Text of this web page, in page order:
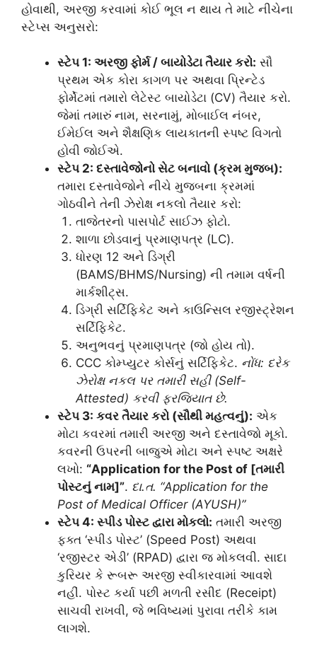
હોવાથી, અરજી કરવામાં કોઈ ભૂલ ન થાય તે માટે નીચેના
સ્ટેપ્સ અનુસરો:
સ્ટેપ 1: અરજી ફોર્મ / બાયોડેટા તૈયાર કરો: સૌ
પ્રથમ એક કોરા કાગળ પર અથવા પ્રિન્ટેડ
ફોર્મેટમાં તમારો લેટેસ્ટ બાયોડેટા (CV) તૈયાર કરો.
જેમાં તમારું નામ, સરનામું, મોબાઈલ નંબર,
ઈમેઈલ અને શૈક્ષણિક લાયકાતની સ્પષ્ટ વિગતો
હોવી જોઈએ.
સ્ટેપ 2: દસ્તાવેજોનો સેટ બનાવો (ક્રમ મુજબ):
તમારા દસ્તાવેજોને નીચે મુજબના ક્રમમાં
ગોઠવીને તેની ઝેરોક્ષ નકલો તૈયાર કરો:
તાજેતરનો પાસપોર્ટ સાઈઝ ફોટો.
શાળા છોડવાનું પ્રમાણપત્ર (LC).
ધોરણ 12 અને ડિગ્રી
(BAMS/BHMS/Nursing) ની તમામ વર્ષની
માર્કશીટ્સ.
ડિગ્રી સર્ટિફિકેટ અને કાઉન્સિલ રજીસ્ટ્રેશન
સર્ટિફિકેટ.
અનુભવનું પ્રમાણપત્ર (જો હોય તો).
CCC કોમ્પ્યુટર કોર્સનું સર્ટિફિકેટ. નોંધ: દરેક
ઝેરોક્ષ નકલ પર તમારી સહી (Self-
Attested) કરવી ફરજિયાત છે.
સ્ટેપ 3: કવર તૈયાર કરો (સૌથી મહત્વનું): એક
મોટા કવરમાં તમારી અરજી અને દસ્તાવેજો મૂકો.
કવરની ઉપરની બાજુએ મોટા અને સ્પષ્ટ અક્ષરે
લખો: “Application for the Post of [તમારી
પોસ્ટનું નામ]”. દા.ત. “Application for the
Post of Medical Officer (AYUSH)”
સ્ટેપ 4: સ્પીડ પોસ્ટ દ્વારા મોકલો: તમારી અરજી
ફક્ત ‘સ્પીડ પોસ્ટ’ (Speed Post) અથવા
‘રજીસ્ટર એડી’ (RPAD) દ્વારા જ મોકલવી. સાદા
કુરિયર કે રૂબરૂ અરજી સ્વીકારવામાં આવશે
નહીં. પોસ્ટ કર્યા પછી મળતી રસીદ (Receipt)
સાચવી રાખવી, જે ભવિષ્યમાં પુરાવા તરીકે કામ
લાગશે.